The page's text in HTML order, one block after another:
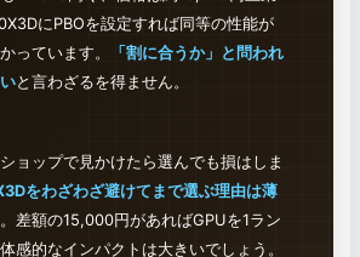
にPBOを設定すれば同等の性能が
っています。
「割に合うか」と問われ
と言わざるを得ません。
ョップで見かけたら選んでも損はしま
をわざわざ避けてまで選ぶ理由は薄
差額の15,000円があればGPUを1ラン
感的なインパクトは大きいでしょう。